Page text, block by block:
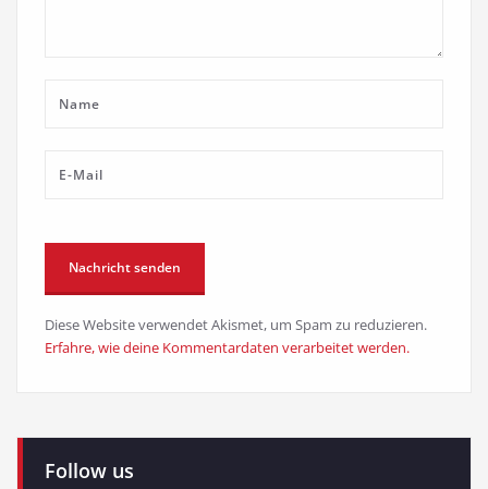
Diese Website verwendet Akismet, um Spam zu reduzieren.
Erfahre, wie deine Kommentardaten verarbeitet werden.
Follow us